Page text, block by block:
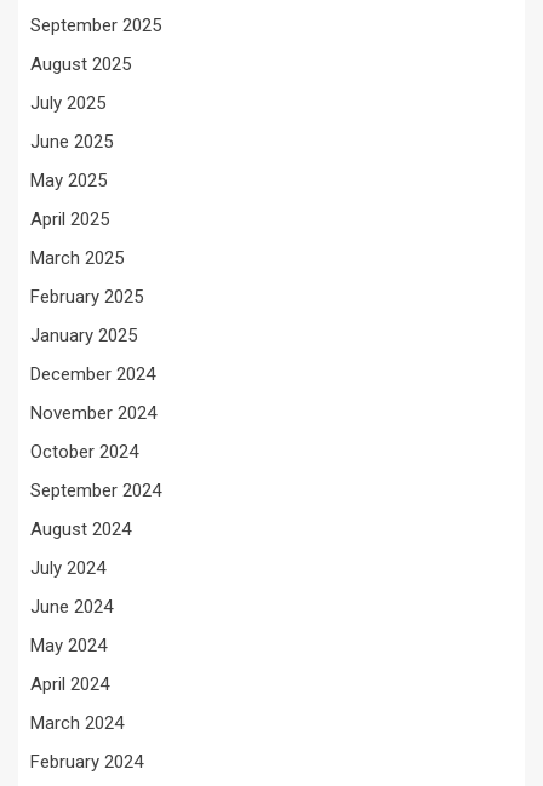
September 2025
August 2025
July 2025
June 2025
May 2025
April 2025
March 2025
February 2025
January 2025
December 2024
November 2024
October 2024
September 2024
August 2024
July 2024
June 2024
May 2024
April 2024
March 2024
February 2024